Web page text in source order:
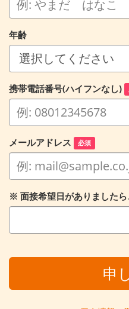
年齢
携帯電話番号(ハイフンなし)
メールアドレス 必須
※ 面接希望日がありました
申